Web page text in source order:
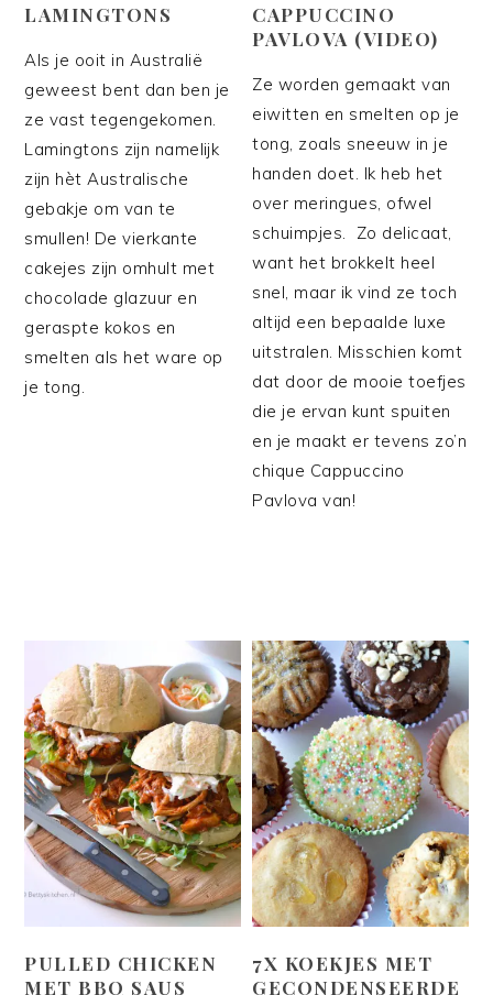
LAMINGTONS
Als je ooit in Australië
geweest bent dan ben je
ze vast tegengekomen.
Lamingtons zijn namelijk
zijn hèt Australische
gebakje om van te
smullen! De vierkante
cakejes zijn omhult met
chocolade glazuur en
geraspte kokos en
smelten als het ware op
je tong.
CAPPUCCINO
PAVLOVA (VIDEO)
Ze worden gemaakt van
eiwitten en smelten op je
tong, zoals sneeuw in je
handen doet. Ik heb het
over meringues, ofwel
schuimpjes. Zo delicaat,
want het brokkelt heel
snel, maar ik vind ze toch
altijd een bepaalde luxe
uitstralen. Misschien komt
dat door de mooie toefjes
die je ervan kunt spuiten
en je maakt er tevens zo’n
chique Cappuccino
Pavlova van!
PULLED CHICKEN
MET BBQ SAUS
7X KOEKJES MET
GECONDENSEERDE